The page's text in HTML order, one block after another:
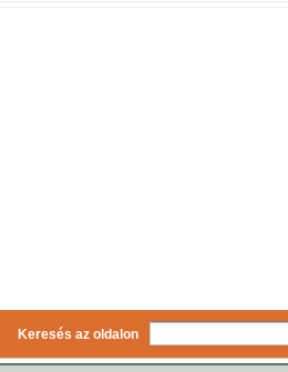
Keresés az oldalon